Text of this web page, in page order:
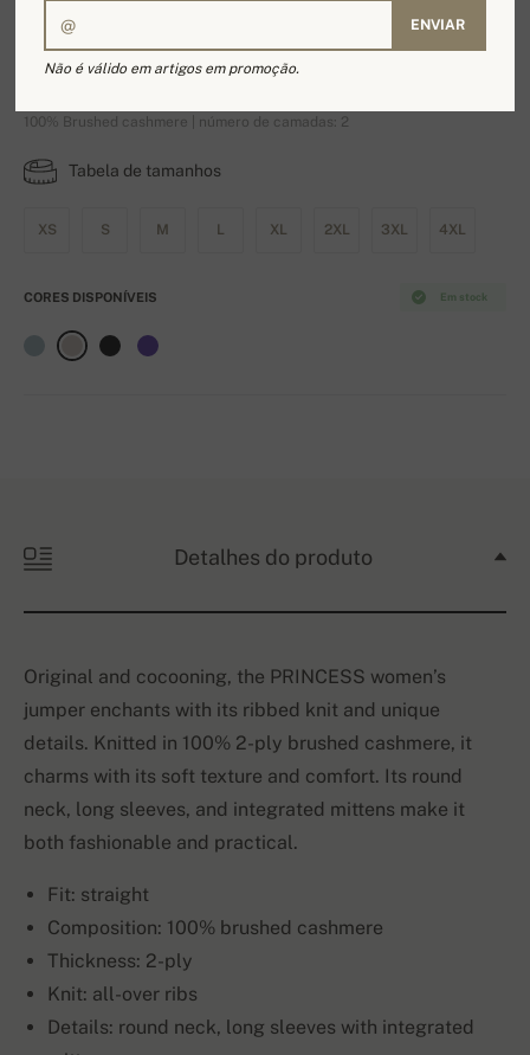
Princess
100% Brushed cashmere | número de camadas: 2
Tabela de tamanhos
XS S M L XL 2XL 3XL 4XL
Em stock
CORES DISPONÍVEIS
Detalhes do produto
Original and cocooning, the PRINCESS women’s
jumper enchants with its ribbed knit and unique
details. Knitted in 100% 2-ply brushed cashmere, it
charms with its soft texture and comfort. Its round
neck, long sleeves, and integrated mittens make it
both fashionable and practical.
Fit: straight
Composition: 100% brushed cashmere
Thickness: 2-ply
Knit: all-over ribs
Details: round neck, long sleeves with integrated
ENVIAR
Não é válido em artigos em promoção.